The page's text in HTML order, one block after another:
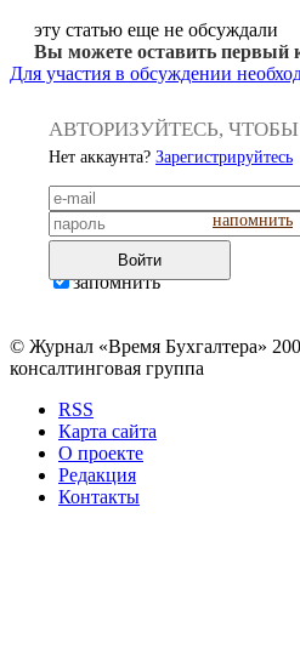
эту статью еще не обсуждали
Вы можете оставить первый
Для участия в обсуждении
АВТОРИЗУЙТЕСЬ,
Нет аккаунта? Зарегистрируйтесь
напомнить
Войти
запомнить
© Журнал «Время Бухгалтера»
консалтинговая группа
RSS
Карта сайта
О проекте
Редакция
Контакты